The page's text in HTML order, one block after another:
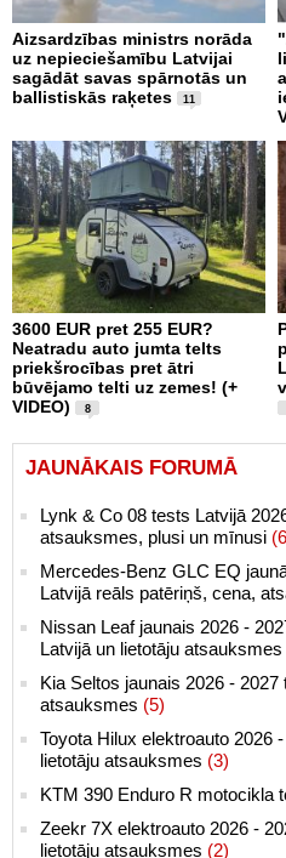
Aizsardzības ministrs norāda
uz nepieciešamību Latvijai
sagādāt savas spārnotās un
ballistiskās raķetes
11
3600 EUR pret 255 EUR?
Neatradu auto jumta telts
priekšrocības pret ātri
būvējamo telti uz zemes! (+
VIDEO)
8
JAUNĀKAIS FORUMĀ
Lynk & Co 08 tests Latvijā
atsauksmes, plusi un mīnusi
Mercedes-Benz GLC EQ
Latvijā reāls patēriņš, cena,
Nissan Leaf jaunais 2026 -
Latvijā un lietotāju atsauksmes
Kia Seltos jaunais 2026 -
atsauksmes (5)
Toyota Hilux elektroauto 2026
lietotāju atsauksmes (3)
KTM 390 Enduro R motocikla
Zeekr 7X elektroauto 2026 -
lietotāju atsauksmes (2)